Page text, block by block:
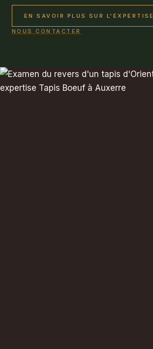
EN SAVOIR PLUS SUR L'EXPERTISE
NOUS CONTACTER